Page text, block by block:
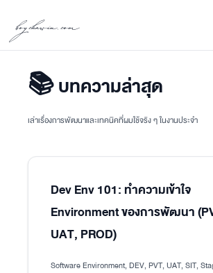
boychawin.com
📚 บทความล่าสุด
เล่าเรื่องการพัฒนาและเทคนิคที่ผมใช้จริง ๆ ในงานประจำ
Dev Env 101: ทำความเข้าใจ
Environment ของการพัฒนา
UAT, PROD)
Software Environment, DEV, PVT, UAT, SIT,